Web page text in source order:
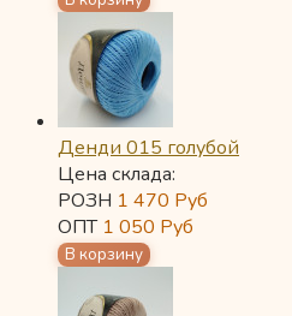
Денди 015 голубой
Цена склада:
РОЗН 1 470 Руб
ОПТ 1 050 Руб